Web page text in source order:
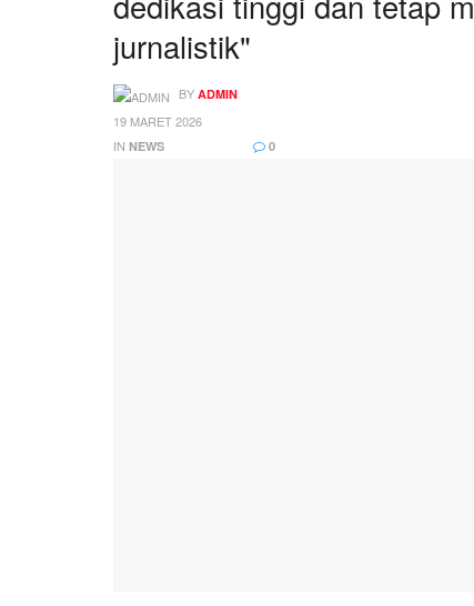
jurnalistik"
BY ADMIN
19 MARET 2026
IN NEWS 0